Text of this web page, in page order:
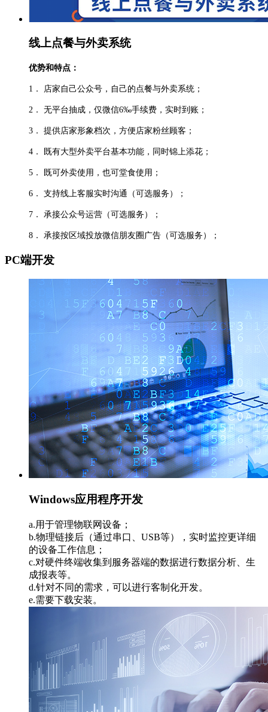
线上点餐与外卖系统
优势和特点：
1． 店家自己公众号，自己的点餐与外卖系统；
2． 无平台抽成，仅微信6‰手续费，实时到账；
3． 提供店家形象档次，方便店家粉丝顾客；
4． 既有大型外卖平台基本功能，同时锦上添花；
5． 既可外卖使用，也可堂食使用；
6． 支持线上客服实时沟通（可选服务）；
7． 承接公众号运营（可选服务）；
8． 承接按区域投放微信朋友圈广告（可选服务）；
PC端开发
Windows应用程序开发
a.用于管理物联网设备；
b.物理链接后（通过串口、USB等），实时监控更详细
的设备工作信息；
c.对硬件终端收集到服务器端的数据进行数据分析、生
成报表等。
d.针对不同的需求，可以进行客制化开发。
e.需要下载安装。